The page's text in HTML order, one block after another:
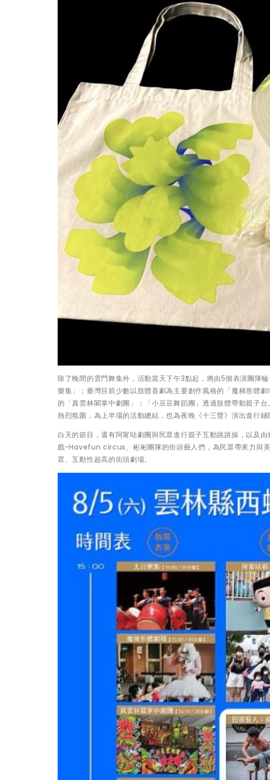
除了晚間的雲門舞集外，活動當天下午3點起，將由5個表演團隊
樂集」；臺灣目前少數以肢體喜劇為主要創作風格的「魔梯形體
的「真雲林閣掌中劇團」；「小豆豆舞蹈團」透過肢體帶動親子
熱烈氛圍，為上半場的活動總結，也為夜晚《十三聲》演出進行鋪
白天的節目，還有阿甯咕劇團與民眾進行親子互動跳跳操，以及
戲-Havefun circus、彬彬團隊的街頭藝人們，為民眾帶來力與
眾、互動性超高的街頭劇場。